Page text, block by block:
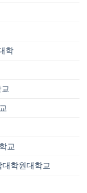
학
교
대학원대학교